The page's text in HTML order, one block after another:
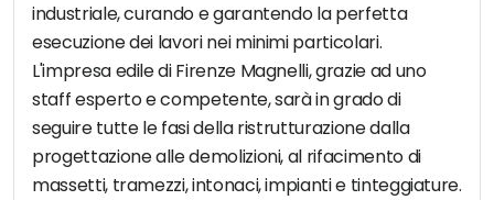
industriale, curando e garantendo la perfetta
esecuzione dei lavori nei minimi particolari.
L'impresa edile di Firenze Magnelli, grazie ad uno
staff esperto e competente, sarà in grado di
seguire tutte le fasi della ristrutturazione dalla
progettazione alle demolizioni, al rifacimento di
massetti, tramezzi, intonaci, impianti e tinteggiature.